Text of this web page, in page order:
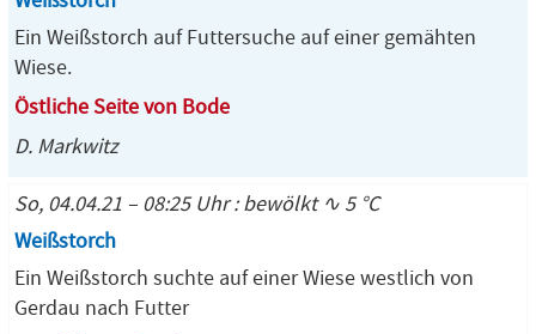
Ein Weißstorch auf Futtersuche auf einer gemähten
Wiese.
Östliche Seite von Bode
D. Markwitz
So, 04.04.21 – 08:25 Uhr : bewölkt ∿ 5 °C
Weißstorch
Ein Weißstorch suchte auf einer Wiese westlich von
Gerdau nach Futter